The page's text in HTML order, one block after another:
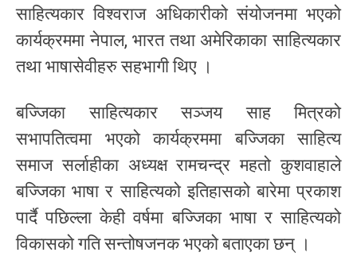
साहित्यकार विश्वराज अधिकारीको संयोजनमा भएको
कार्यक्रममा नेपाल, भारत तथा अमेरिकाका साहित्यकार
तथा भाषासेवीहरु सहभागी थिए ।
बज्जिका साहित्यकार सञ्जय साह मित्रको
सभापतित्वमा भएको कार्यक्रममा बज्जिका साहित्य
समाज सर्लाहीका अध्यक्ष रामचन्द्र महतो कुशवाहाले
बज्जिका भाषा र साहित्यको इतिहासको बारेमा प्रकाश
पार्दै पछिल्ला केही वर्षमा बज्जिका भाषा र साहित्यको
विकासको गति सन्तोषजनक भएको बताएका छन् ।